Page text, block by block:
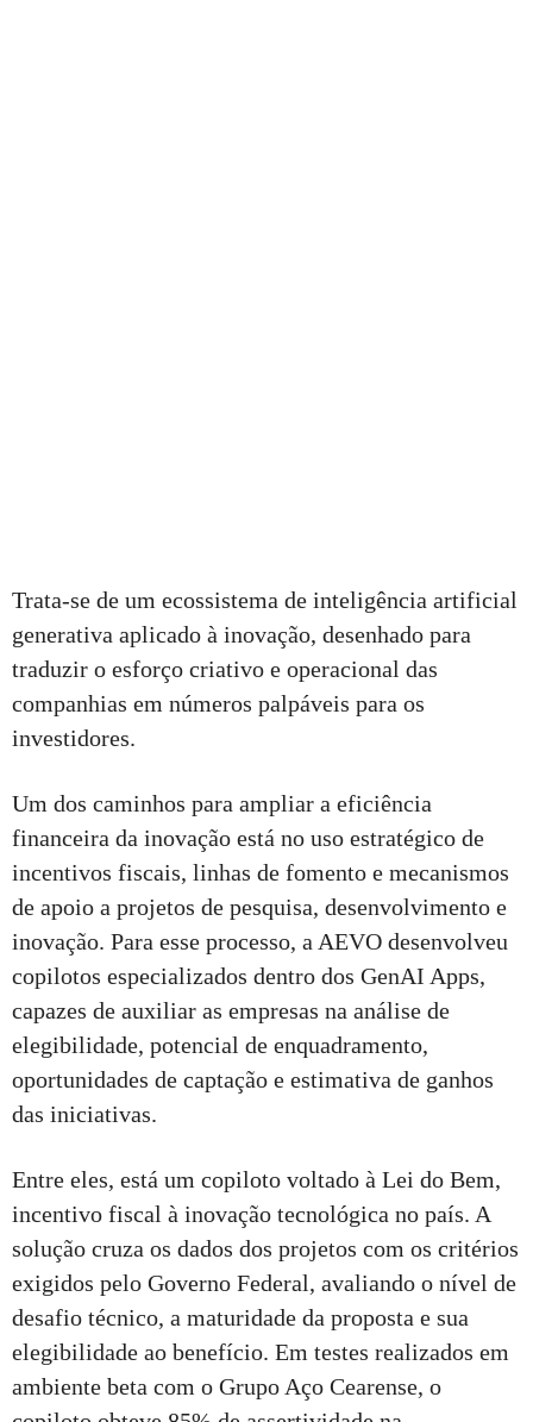
Trata-se de um ecossistema de inteligência artificial
generativa aplicado à inovação, desenhado para
traduzir o esforço criativo e operacional das
companhias em números palpáveis para os
investidores.
Um dos caminhos para ampliar a eficiência
financeira da inovação está no uso estratégico de
incentivos fiscais, linhas de fomento e mecanismos
de apoio a projetos de pesquisa, desenvolvimento e
inovação. Para esse processo, a AEVO desenvolveu
copilotos especializados dentro dos GenAI Apps,
capazes de auxiliar as empresas na análise de
elegibilidade, potencial de enquadramento,
oportunidades de captação e estimativa de ganhos
das iniciativas.
Entre eles, está um copiloto voltado à Lei do Bem,
incentivo fiscal à inovação tecnológica no país. A
solução cruza os dados dos projetos com os critérios
exigidos pelo Governo Federal, avaliando o nível de
desafio técnico, a maturidade da proposta e sua
elegibilidade ao benefício. Em testes realizados em
ambiente beta com o Grupo Aço Cearense, o